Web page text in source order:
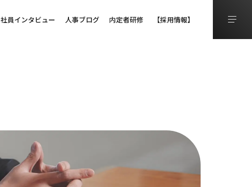
社員インタビュー 人事ブログ 内定者研修 【採用情報】